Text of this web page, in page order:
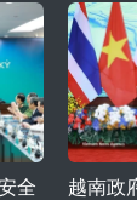
全
越南政